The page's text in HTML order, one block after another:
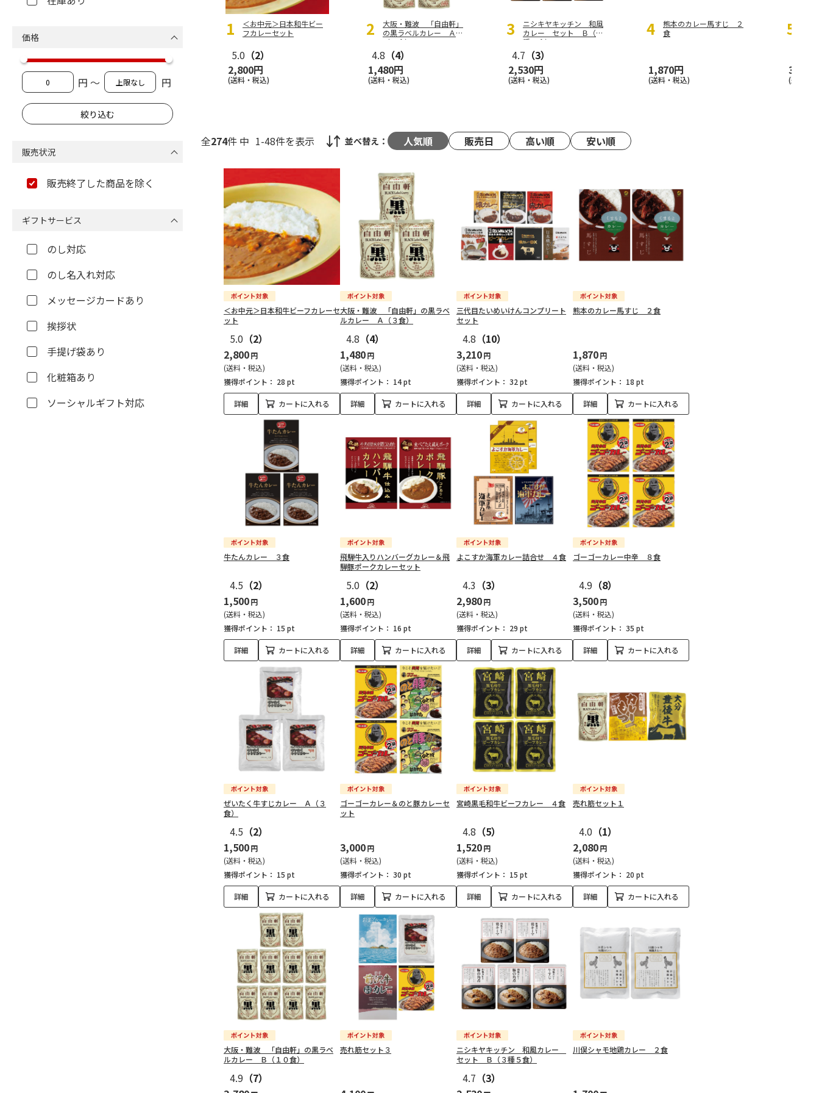
＜お中元＞日本和牛ビー
フカレーセット
5.0 （2）
2,800円
(送料・税込)
大阪・難波 「自由軒」
の黒ラベルカレー Ａ
（３食）
4.8 （4）
1,480円
(送料・税込)
ニシキヤキッチン 和風
カレー セット Ｂ（３
種５食）
4.7 （3）
2,530円
(送料・税込)
熊本のカレー馬すじ ２
食
1,870円
(送料・税込)
3,500
(送料・
全274件 中 1-48件を表示 並べ替え： 人気順 販売日 高い順 安い順
＜お中元＞日本和牛ビーフカレーセ
ット
5.0 （2）
2,800円
(送料・税込)
獲得ポイント： 28 pt
詳細 カートに入れる
大阪・難波 「自由軒」の黒ラベ
ルカレー Ａ（３食）
4.8 （4）
1,480円
(送料・税込)
獲得ポイント： 14 pt
詳細 カートに入れる
三代目たいめいけんコンプリート
セット
4.8 （10）
3,210円
(送料・税込)
獲得ポイント： 32 pt
詳細 カートに入れる
熊本のカレー馬すじ ２食
1,870円
(送料・税込)
獲得ポイント： 18 pt
詳細 カートに入れる
牛たんカレー ３食
4.5 （2）
1,500円
(送料・税込)
獲得ポイント： 15 pt
詳細 カートに入れる
飛騨牛入りハンバーグカレー＆飛
騨豚ポークカレーセット
5.0 （2）
1,600円
(送料・税込)
獲得ポイント： 16 pt
詳細 カートに入れる
よこすか海軍カレー詰合せ ４食
4.3 （3）
2,980円
(送料・税込)
獲得ポイント： 29 pt
詳細 カートに入れる
ゴーゴーカレー中辛 ８食
4.9 （8）
3,500円
(送料・税込)
獲得ポイント： 35 pt
詳細 カートに入れる
ぜいたく牛すじカレー Ａ（３
食）
4.5 （2）
1,500円
(送料・税込)
獲得ポイント： 15 pt
詳細 カートに入れる
ゴーゴーカレー＆のと豚カレーセ
ット
3,000円
(送料・税込)
獲得ポイント： 30 pt
詳細 カートに入れる
宮崎黒毛和牛ビーフカレー ４食
4.8 （5）
1,520円
(送料・税込)
獲得ポイント： 15 pt
詳細 カートに入れる
売れ筋セット１
4.0 （1）
2,080円
(送料・税込)
獲得ポイント： 20 pt
詳細 カートに入れる
大阪・難波 「自由軒」の黒ラベ
ルカレー Ｂ（１０食）
4.9 （7）
売れ筋セット３
ニシキヤキッチン 和風カレー
セット Ｂ（３種５食）
4.7 （3）
川俣シャモ地鶏カレー ２食
価格
円 ～ 円
販売状況
販売終了した商品を除く
ギフトサービス
のし対応
のし名入れ対応
メッセージカードあり
挨拶状
手提げ袋あり
化粧箱あり
ソーシャルギフト対応